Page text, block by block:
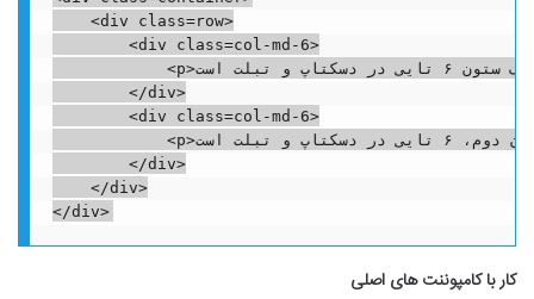
    <div class=row>
        <div class=col-md-6>
            <p>این یک ستون ۶ تایی در دسکتاپ و تبلت است.</p>
        </div>
        <div class=col-md-6>
            <p>این ستون دوم، ۶ تایی در دسکتاپ و تبلت است.</p>
        </div>
    </div>
</div>
کار با کامپوننت های اصلی